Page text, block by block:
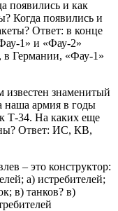
появились и как
Когда появились и
Ответ: в конце
1» и «Фау-2»
Германии, «Фау-1»
известен знаменитый
наша армия в годы
Т-34. На каких еще
Ответ: ИС, КВ,
– это конструктор:
а) истребителей;
в) танков? в)